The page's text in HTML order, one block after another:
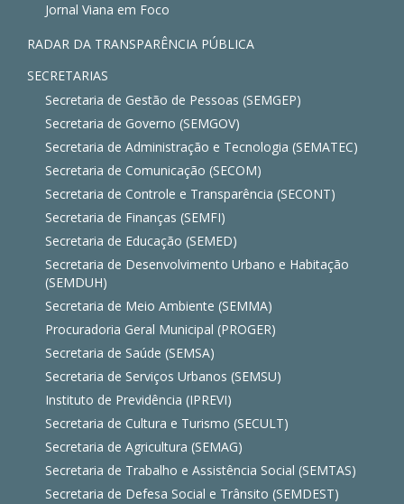
Jornal Viana em Foco
RADAR DA TRANSPARÊNCIA PÚBLICA
SECRETARIAS
Secretaria de Gestão de Pessoas (SEMGEP)
Secretaria de Governo (SEMGOV)
Secretaria de Administração e Tecnologia (SEMATEC)
Secretaria de Comunicação (SECOM)
Secretaria de Controle e Transparência (SECONT)
Secretaria de Finanças (SEMFI)
Secretaria de Educação (SEMED)
Secretaria de Desenvolvimento Urbano e Habitação
(SEMDUH)
Secretaria de Meio Ambiente (SEMMA)
Procuradoria Geral Municipal (PROGER)
Secretaria de Saúde (SEMSA)
Secretaria de Serviços Urbanos (SEMSU)
Instituto de Previdência (IPREVI)
Secretaria de Cultura e Turismo (SECULT)
Secretaria de Agricultura (SEMAG)
Secretaria de Trabalho e Assistência Social (SEMTAS)
Secretaria de Defesa Social e Trânsito (SEMDEST)